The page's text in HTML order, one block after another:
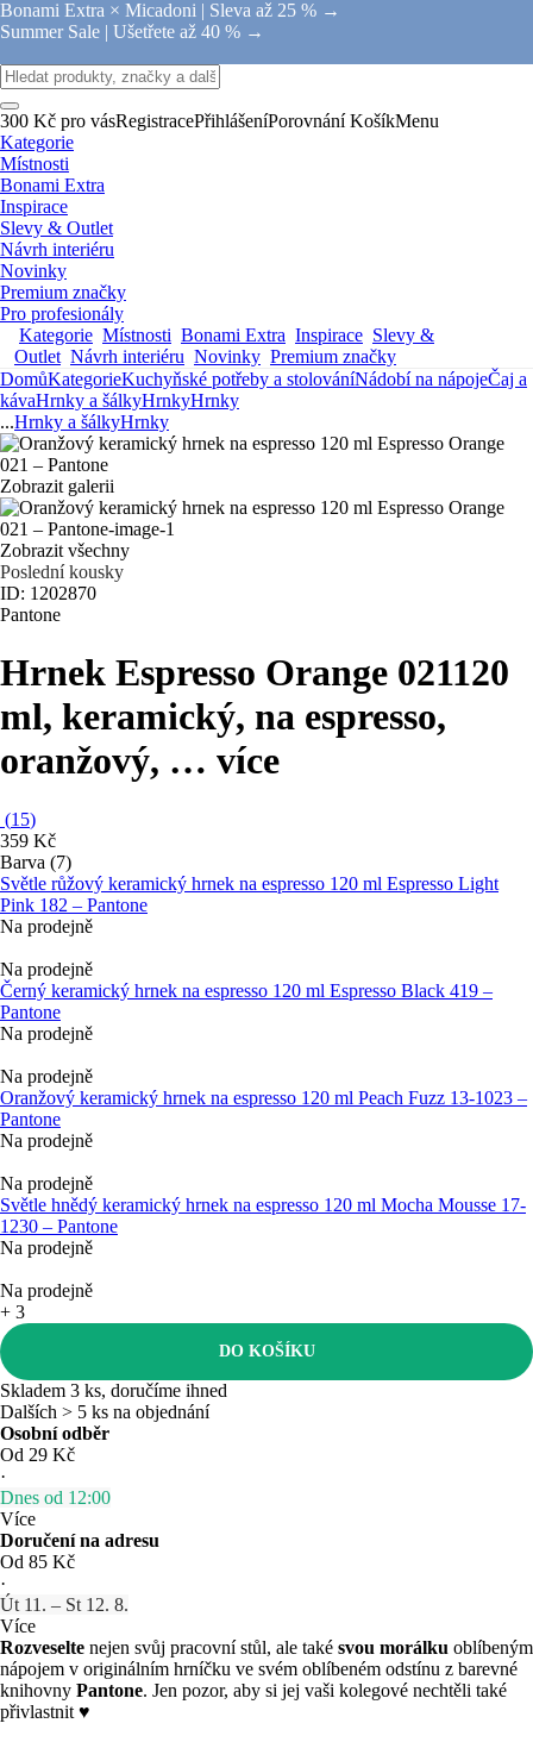
Bonami Extra × Micadoni | Sleva až 25 % →
Summer Sale | Ušetřete až 40 % →
300 Kč pro vásRegistracePřihlášeníPorovnání KošíkMenu
Kategorie
Místnosti
Bonami Extra
Inspirace
Slevy & Outlet
Návrh interiéru
Novinky
Premium značky
Pro profesionály
Kategorie Místnosti Bonami Extra Inspirace Slevy &
Outlet Návrh interiéru Novinky Premium značky
DomůKategorieKuchyňské potřeby a stolováníNádobí na nápojeČaj a
kávaHrnky a šálkyHrnkyHrnky
...Hrnky a šálkyHrnky
Zobrazit galerii
Zobrazit všechny
Poslední kousky
ID: 1202870
Pantone
Hrnek Espresso Orange 021120
ml, keramický, na espresso,
oranžový, … více
(15)
359 Kč
Barva (7)
Světle růžový keramický hrnek na espresso 120 ml Espresso Light
Pink 182 – Pantone
Na prodejně
Na prodejně
Černý keramický hrnek na espresso 120 ml Espresso Black 419 –
Pantone
Na prodejně
Na prodejně
Oranžový keramický hrnek na espresso 120 ml Peach Fuzz 13-1023 –
Pantone
Na prodejně
Na prodejně
Světle hnědý keramický hrnek na espresso 120 ml Mocha Mousse 17-
1230 – Pantone
Na prodejně
Na prodejně
+ 3
DO KOŠÍKU
Skladem 3 ks, doručíme ihned
Dalších > 5 ks na objednání
Osobní odběr
Od 29 Kč
·
Dnes od 12:00
Více
Doručení na adresu
Od 85 Kč
·
Út 11. – St 12. 8.
Více
Rozveselte nejen svůj pracovní stůl, ale také svou morálku oblíbeným
nápojem v originálním hrníčku ve svém oblíbeném odstínu z barevné
knihovny Pantone. Jen pozor, aby si jej vaši kolegové nechtěli také
přivlastnit ♥